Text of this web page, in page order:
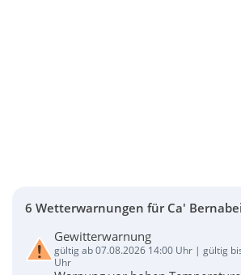
6 Wetterwarnungen für Ca' Bernabei
Gewitterwarnung
gültig ab 07.08.2026 14:00 Uhr | gültig
Uhr